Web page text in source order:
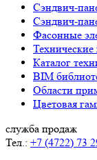
Сэндвич-
Сэндвич-
Фасонные
Технические
Каталог
BIM
Области
Цветовая
служба продаж
Тел.: +7 (4722) 73